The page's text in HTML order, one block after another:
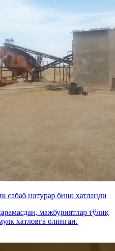
сабаб нотурар бино хатланди
мажбуриятлар тўлиқ
хатловга олинган.